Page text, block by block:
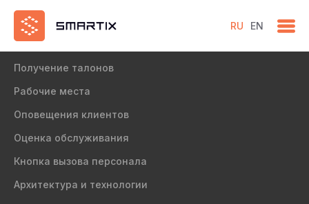
RU EN
Продукт
Получение талонов
Рабочие места
Оповещения клиентов
Оценка обслуживания
Кнопка вызова персонала
Архитектура и технологии